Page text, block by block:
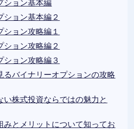
ション基本編
ション基本編２
ョン攻略編１
ション攻略編２
ション攻略編３
るバイナリーオプションの攻略
い株式投資ならではの魅力と
みとメリットについて知ってお